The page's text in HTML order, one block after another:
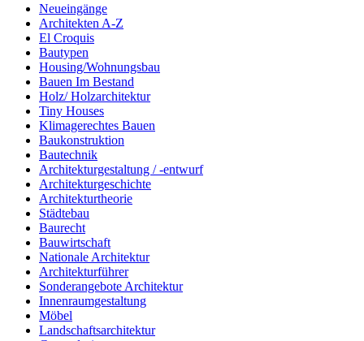
Neueingänge
Architekten A-Z
El Croquis
Bautypen
Housing/Wohnungsbau
Bauen Im Bestand
Holz/ Holzarchitektur
Tiny Houses
Klimagerechtes Bauen
Baukonstruktion
Bautechnik
Architekturgestaltung / -entwurf
Architekturgeschichte
Architekturtheorie
Städtebau
Baurecht
Bauwirtschaft
Nationale Architektur
Architekturführer
Sonderangebote Architektur
Innenraumgestaltung
Möbel
Landschaftsarchitektur